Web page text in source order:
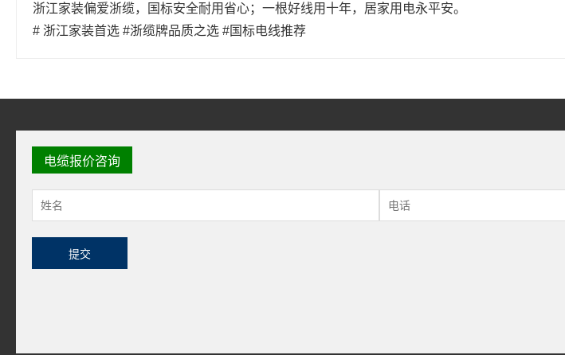
浙江家装偏爱浙缆，国标安全耐用省心；一根好线用十年，居家用电永平安。
# 浙江家装首选 #浙缆牌品质之选 #国标电线推荐
电缆报价咨询
提交